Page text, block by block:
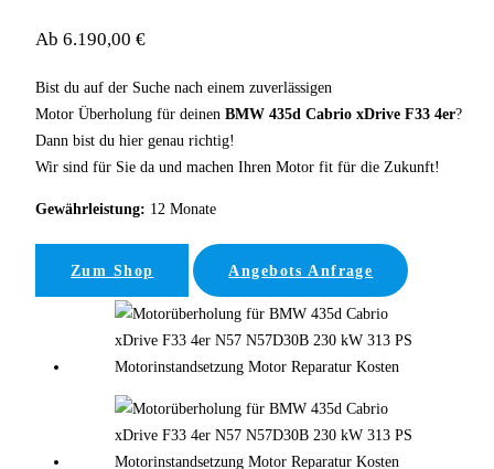
Ab 6.190,00 €
Bist du auf der Suche nach einem zuverlässigen
Motor Überholung für deinen BMW 435d Cabrio xDrive F33 4er?
Dann bist du hier genau richtig!
Wir sind für Sie da und machen Ihren Motor fit für die Zukunft!
Gewährleistung: 12 Monate
Zum Shop Angebots Anfrage